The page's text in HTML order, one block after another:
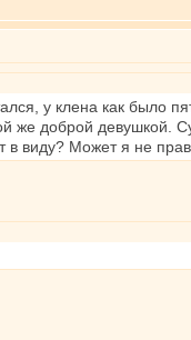
у клена как было
же доброй девушкой.
в виду? Может я не